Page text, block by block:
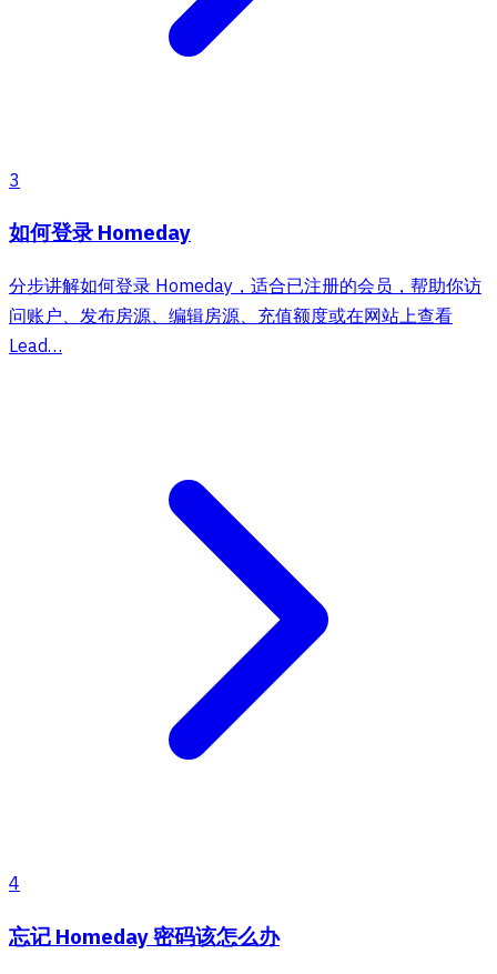
3
如何登录 Homeday
分步讲解如何登录 Homeday，适合已注册的会员，帮助你访
问账户、发布房源、编辑房源、充值额度或在网站上查看
Lead…
4
忘记 Homeday 密码该怎么办